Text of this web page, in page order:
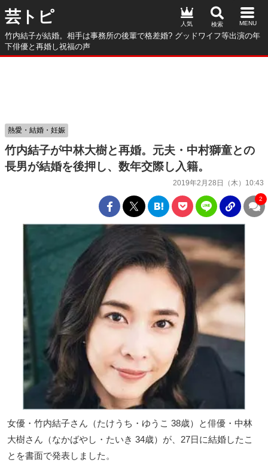
芸トピ
竹内結子が結婚。相手は事務所の後輩で格差婚? グッドワイフ等出演の年
下俳優と再婚し祝福の声
人気
竹内結子が中林大樹と再婚。元夫・中村獅童との
長男が結婚を後押し、数年交際し入籍。
2019年2月28日（木）10:43
熱愛・結婚・妊娠
2
女優・竹内結子さん（たけうち・ゆうこ 38歳）と俳優・中林
大樹さん（なかばやし・たいき 34歳）が、27日に結婚したこ
とを書面で発表しました。